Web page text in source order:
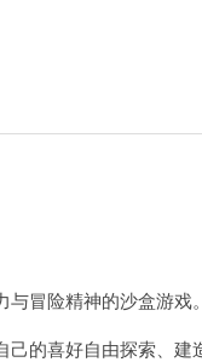
冒险精神的沙盒游戏。
的喜好自由探索、建